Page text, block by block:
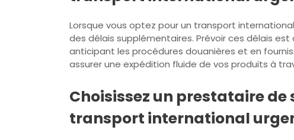
Lorsque vous optez pour un transport
des délais supplémentaires. Prévoir ces délais
anticipant les procédures douanières et en
assurer une expédition fluide de vos produits à
Choisissez un prestataire
transport international